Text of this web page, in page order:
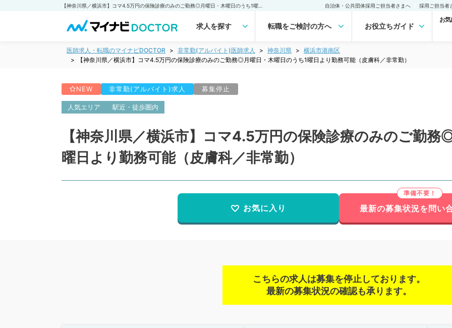
自治体・公共団体採用ご担当者さまへ 採用ご担当者
求人を探す 転職をご検討の方へ お役立ちガイド
お
医師求人・転職のマイナビDOCTOR 非常勤(アルバイト)医師求人 神奈川県
横浜市港南区
【神奈川県／横浜市】コマ4.5万円の保険診療のみのご勤務◎月曜日・木曜日のうち1曜日より勤務可能（皮膚科／非常勤）
NEW 非常勤(アルバイト)求人 募集停止
人気エリア 駅近・徒歩圏内
【神奈川県／横浜市】コマ4.5万円の保険診療のみのご勤
曜日より勤務可能（皮膚科／非常勤）
お気に入り 最新の募集状況を問い
こちらの求人は募集を停止しております。
最新の募集状況の確認も承ります。